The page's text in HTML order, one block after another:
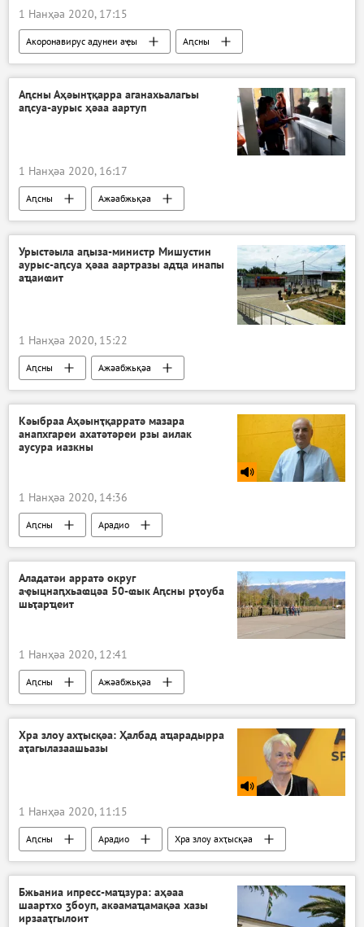
1 Нанҳәа 2020, 17:15
Акоронавирус адунеи аҿы
Аԥсны
Ажәабжьқәа
Аԥсны Аҳәынҭқарра аганахьалагьы
аԥсуа-аурыс ҳәаа аартуп
1 Нанҳәа 2020, 16:17
Аԥсны
Ажәабжьқәа
Акоронавирус адунеи аҿы
Урыстәыла аԥыза-министр Мишустин
аурыс-аԥсуа ҳәаа аартразы адҵа инапы
аҵаиҩит
1 Нанҳәа 2020, 15:22
Аԥсны Ажәабжьқәа
Кәыбраа Аҳәынҭқарратә мазара
анапхгареи ахатәтәреи рзы аилак
аусура иазкны
1 Нанҳәа 2020, 14:36
Аԥсны
Арадио
Атәылауаҩи аиҳабыреи
Аладатәи арратә округ
аҿыцнаԥхьаҩцәа 50-ҩык Аԥсны рҭоуба
шьҭарҵеит
1 Нанҳәа 2020, 12:41
Аԥсны Ажәабжьқәа
Хра злоу ахҭысқәа: Ҳалбад аҵарадырра
аҭагылазаашьазы
1 Нанҳәа 2020, 11:15
Аԥсны Арадио Хра злоу ахҭысқәа
Бжьаниа ипресс-маҵзура: аҳәаа
шаартхо ӡбоуп, акәамаҵамақәа хазы
ирзааҭгылоит